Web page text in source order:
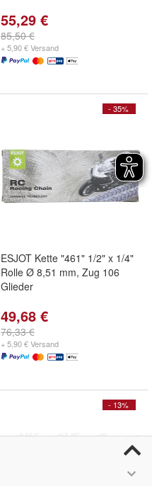
55,29 €
85,50 €
+ 5,90 € Versand
- 35%
ESJOT Kette "461" 1/2" x 1/4"
Rolle Ø 8,51 mm, Zug 106
Glieder
49,68 €
76,33 €
+ 5,90 € Versand
- 13%